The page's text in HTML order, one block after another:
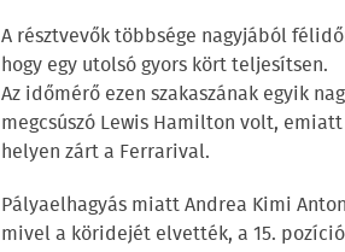
A résztvevők többsége nagyjából
hogy egy utolsó gyors kört teljesítsen.
Az időmérő ezen szakaszának egyik
megcsúszó Lewis Hamilton volt,
helyen zárt a Ferrarival.
Pályaelhagyás miatt Andrea Kimi
mivel a köridejét elvették, a 15.